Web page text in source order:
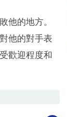
他的地方。
他的對手表
歡迎程度和